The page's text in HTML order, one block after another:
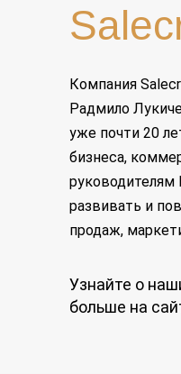
Компания
Радмило
уже почти 20
бизнеса,
руководителям
развивать и
продаж,
Узнайте о
больше на